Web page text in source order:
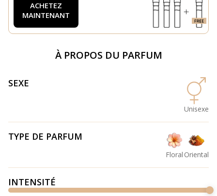
ACHETEZ
MAINTENANT
À PROPOS DU PARFUM
SEXE
Unisexe
TYPE DE PARFUM
Floral Oriental
INTENSITÉ